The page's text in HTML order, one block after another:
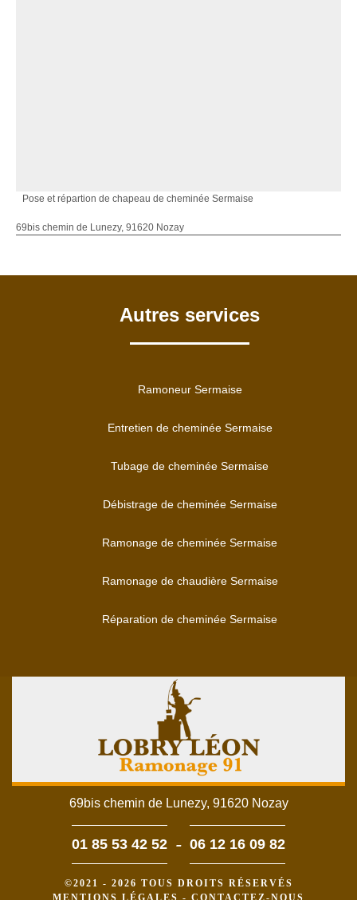
Pose et répartion de chapeau de cheminée Sermaise
69bis chemin de Lunezy, 91620 Nozay
Autres services
Ramoneur Sermaise
Entretien de cheminée Sermaise
Tubage de cheminée Sermaise
Débistrage de cheminée Sermaise
Ramonage de cheminée Sermaise
Ramonage de chaudière Sermaise
Réparation de cheminée Sermaise
69bis chemin de Lunezy, 91620 Nozay
01 85 53 42 52 - 06 12 16 09 82
©2021 - 2026 TOUS DROITS RÉSERVÉS
MENTIONS LÉGALES - CONTACTEZ-NOUS